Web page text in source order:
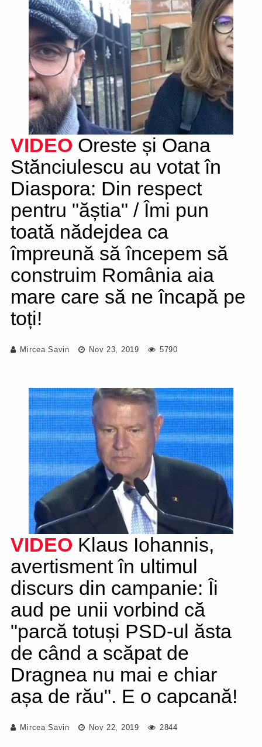
VIDEO Oreste și Oana
Stănciulescu au votat în
Diaspora: Din respect
pentru "ăștia" / Îmi pun
toată nădejdea ca
împreună să începem să
construim România aia
mare care să ne încapă pe
toți!
Mircea Savin Nov 23, 2019 5790
VIDEO Klaus Iohannis,
avertisment în ultimul
discurs din campanie: Îi
aud pe unii vorbind că
"parcă totuși PSD-ul ăsta
de când a scăpat de
Dragnea nu mai e chiar
așa de rău". E o capcană!
Mircea Savin Nov 22, 2019 2844